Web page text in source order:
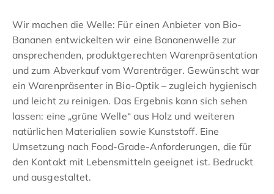
Wir machen die Welle: Für einen Anbieter von Bio-
Bananen entwickelten wir eine Bananenwelle zur
ansprechenden, produktgerechten Warenpräsentation
und zum Abverkauf vom Warenträger. Gewünscht war
ein Warenpräsenter in Bio-Optik – zugleich hygienisch
und leicht zu reinigen. Das Ergebnis kann sich sehen
lassen: eine „grüne Welle“ aus Holz und weiteren
natürlichen Materialien sowie Kunststoff. Eine
Umsetzung nach Food-Grade-Anforderungen, die für
den Kontakt mit Lebensmitteln geeignet ist. Bedruckt
und ausgestaltet.